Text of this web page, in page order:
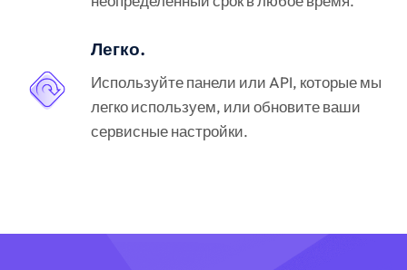
Легко.
Используйте панели или API, которые мы
легко используем, или обновите ваши
сервисные настройки.